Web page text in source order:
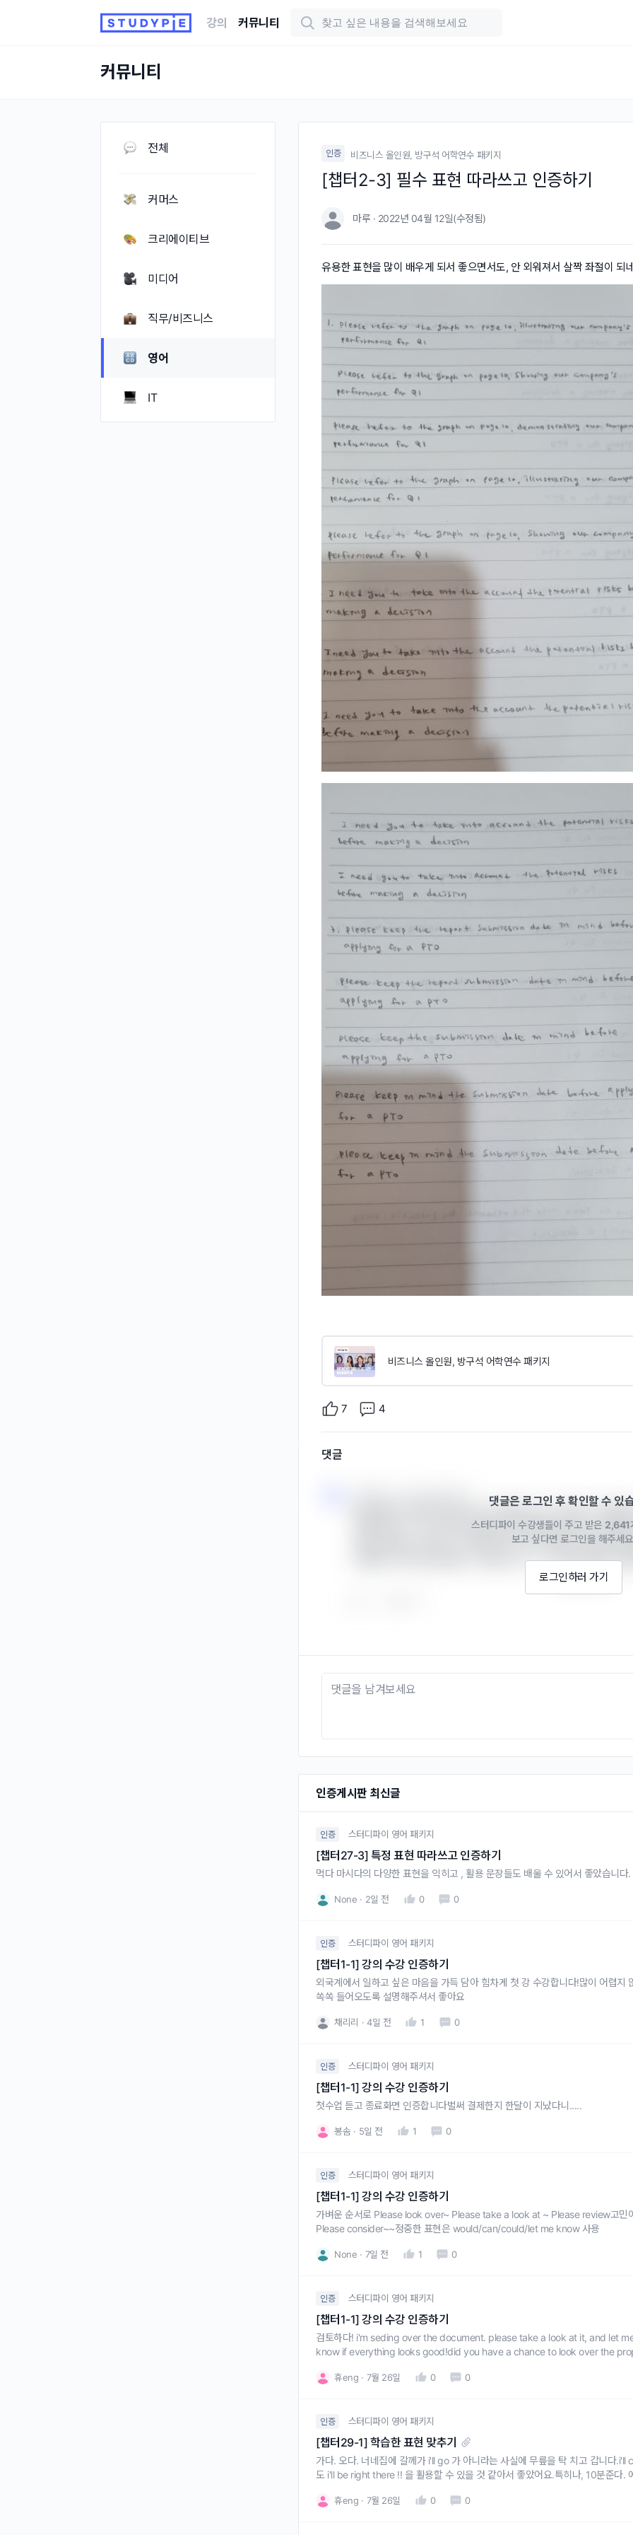
강의 커뮤니티
커뮤니티
전체
커머스
크리에이티브
미디어
직무/비즈니스
영어
IT
인증 비즈니스 올인원, 방구석 어학연수 패키지
[챕터2-3] 필수 표현 따라쓰고 인증하기
마루 · 2022년 04월 12일(수정됨)
유용한 표현을 많이 배우게 되서 좋으면서도, 안 외워져서 살짝 좌절이 되
비즈니스 올인원, 방구석 어학연수 패키지
7 4
댓글
안녕하세요 마루님! 해당 강의 기획자입니다. 마루님이 좌절
다! 짧은 강의 시간 안에 최대한 많은 표현을 담다보니 어쩌
자연스러울 수 있습니다. 실제로 저도 강의 만들며 반복에
시절과는 다르다는걸 몸소 느꼈습니다..^.ㅠ 아니 이야기가
팅입니다!!!
댓글은 로그인 후 확인할 수 있
스터디파이 수강생들이 주고 받은 2,641
보고 싶다면 로그인을 해주세
로그인하러 가기
인증게시판 최신글
인증 스터디파이 영어 패키지
[챕터27-3] 특정 표현 따라쓰고 인증하기
먹다 마시다의 다양한 표현을 익히고 , 활용 문장들도 배울 수 있어서 좋았습니다.
None 2일 전 0 0
인증 스터디파이 영어 패키지
[챕터1-1] 강의 수강 인증하기
외국계에서 일하고 싶은 마음을 가득 담아 힘차게 첫 강 수강합니다!많이 어렵지
쏙쏙 들어오도록 설명해주셔서 좋아요
채리리 4일 전 1 0
인증 스터디파이 영어 패키지
[챕터1-1] 강의 수강 인증하기
첫수업 듣고 종료화면 인증합니다벌써 결제한지 한달이 지났다니.....
봉솜 5일 전 1 0
인증 스터디파이 영어 패키지
[챕터1-1] 강의 수강 인증하기
가벼운 순서로 Please look over~ Please take a look at ~ Please review고민이나 제안에 대한 검토가 필요할 땐
Please consider~~정중한 표현은 would/can/could/let me know 사용
None 7일 전 1 0
인증 스터디파이 영어 패키지
[챕터1-1] 강의 수강 인증하기
검토하다! i'm seding over the document. please take a look at it, and let
know if everything looks good!did you have a chance to look over the
휴eng 7월 26일 0 0
인증 스터디파이 영어 패키지
[챕터29-1] 학습한 표현 맞추기
가다. 오다. 너네집에 갈께가 i'll go 가 아니라는 사실에 무릎을 탁 치고 갑니다
도 i'll be right there !! 을 활용할 수 있을 것 같아서 좋았어요.특히나, 10분준다
휴eng 7월 26일 0 0